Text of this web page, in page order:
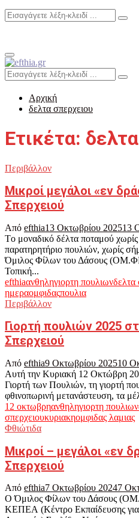
Search
Primary
Menu
Search
for:
Αρχική
δελτα σπερχειου
Ετικέτα:
Περιβάλλον
Μικροί μεγάλοι «εν
Σπερχειού
Από efthia13 Οκτωβρίου 202513
Tο μοναδικό δέλτα ποταμού
παρατηρητήριο πουλιών, χωρίς
Όμιλος Φίλων του Δάσους
Τοπική...
efthiaανθηληγιορτη πουλιωνδελτα
ημεραομφιδαςπουλια
Περιβάλλον
Γιορτή πουλιών 2025
Σπερχειού
Από efthia9 Οκτωβρίου 202510
Αυτή την Κυριακή 12 Οκτώβρη
Γιορτή των Πουλιών, τη γιορτή
φθινοπωρινή μετανάστευση, τα
12 οκτωβρηανθηληγιορτη πουλιων
σπερχειουκυριακηομφιδας λαμιας
Φθιώτιδα
Μικροί – μεγάλοι «εν
Σπερχειού
Από efthia7 Οκτωβρίου 20247
Ο Όμιλος Φίλων του Δάσους
ΚΕΠΕΑ (Κέντρο Εκπαίδευσης για